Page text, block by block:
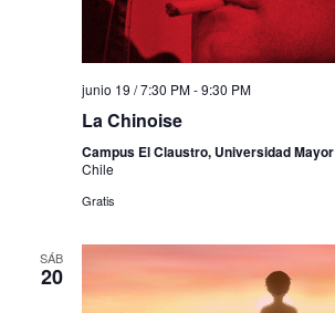
junio 19 / 7:30 PM-9:30 PM
La Chinoise
Campus El Claustro, Universidad Mayor
Chile
Gratis
SÁB
20